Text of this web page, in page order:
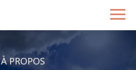
À PROPOS